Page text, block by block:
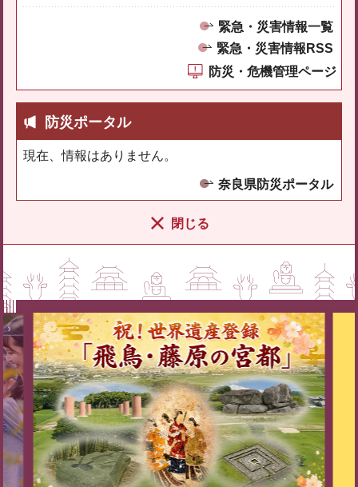
緊急・災害情報一覧
緊急・災害情報RSS
防災・危機管理ページ
防災ポータル
現在、情報はありません。
奈良県防災ポータル
閉じる